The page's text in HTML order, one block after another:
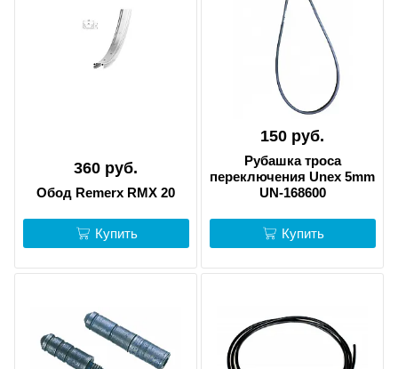
360 руб.
Обод Remerx RMX 20
Купить
150 руб.
Рубашка троса
переключения Unex 5mm
UN-168600
Купить